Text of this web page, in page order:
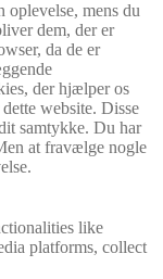
oplevelse, mens du
dem, der er
da de er
der hjælper os
website. Disse
samtykke. Du har
at fravælge nogle
like
platforms, collect